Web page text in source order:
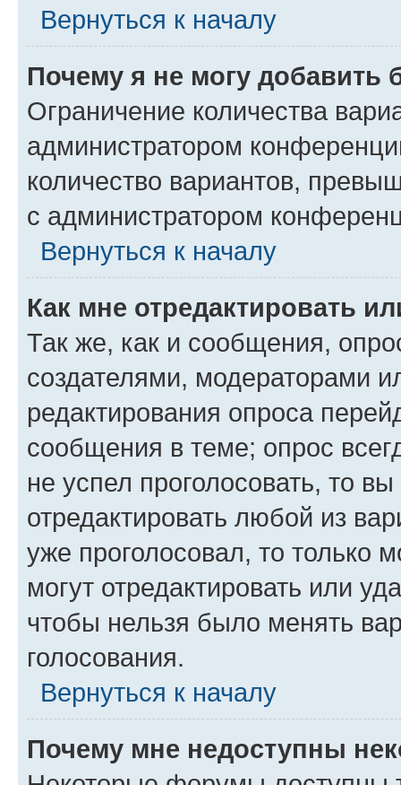
Вернуться к началу
Почему я не могу добавить
Ограничение количества
администратором
количество вариантов,
с администратором
Вернуться к началу
Как мне отредактировать
Так же, как и сообщения,
создателями, модераторами
редактирования опроса
сообщения в теме; опрос
не успел проголосовать, то
отредактировать любой из
уже проголосовал, то только
могут отредактировать или
чтобы нельзя было менять
голосования.
Вернуться к началу
Почему мне недоступны